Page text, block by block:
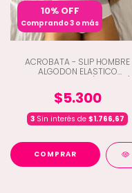
10% OFF
Comprando 3 o más
ACROBATA - SLIP HOMBRE
ALGODON ELASTICO
$5.300
3 Sin interés de $1.766,67
COMPRAR